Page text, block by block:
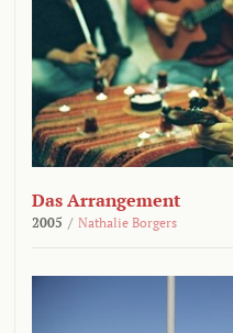
Das Arrangement
2005 / Nathalie Borgers